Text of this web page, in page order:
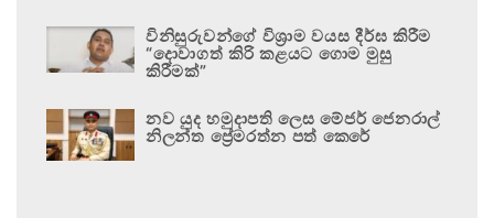
විනිසුරුවන්ගේ විශ්‍රාම වයස දීර්ඝ කිරීම
“දොවාගත් කිරි කළයට ගොම මුසු
කිරීමක්”
නව යුද හමුදාපති ලෙස මේජර් ජෙනරාල්
නිලන්ත ප්‍රේමරත්න පත් කෙරේ